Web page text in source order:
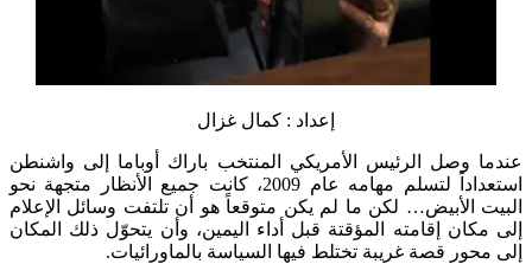
إعداد : كمال غزال
عندما وصل الرئيس الأمريكي المنتخب باراك أوباما إلى واشنطن
استعداداً لتسلم مهامه عام 2009، كانت جميع الأنظار متجهة نحو
البيت الأبيض… لكن ما لم يكن متوقعاً هو أن تلتفت وسائل الإعلام
إلى مكان إقامته المؤقتة قبل أداء اليمين، وأن يتحوّل ذلك المكان
إلى محور قصة غريبة تختلط فيها السياسة بالماورائيات.